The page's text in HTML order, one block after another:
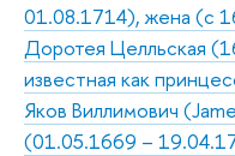
01.08.1714), жена (с
Доротея Целльская
известная как
Яков Виллимович
(01.05.1669 –